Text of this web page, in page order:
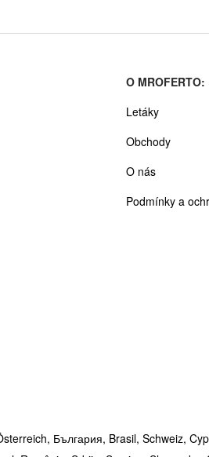
O MROFERTO:
Letáky
Obchody
O nás
Podmínky a
България, Brasil, Schweiz,